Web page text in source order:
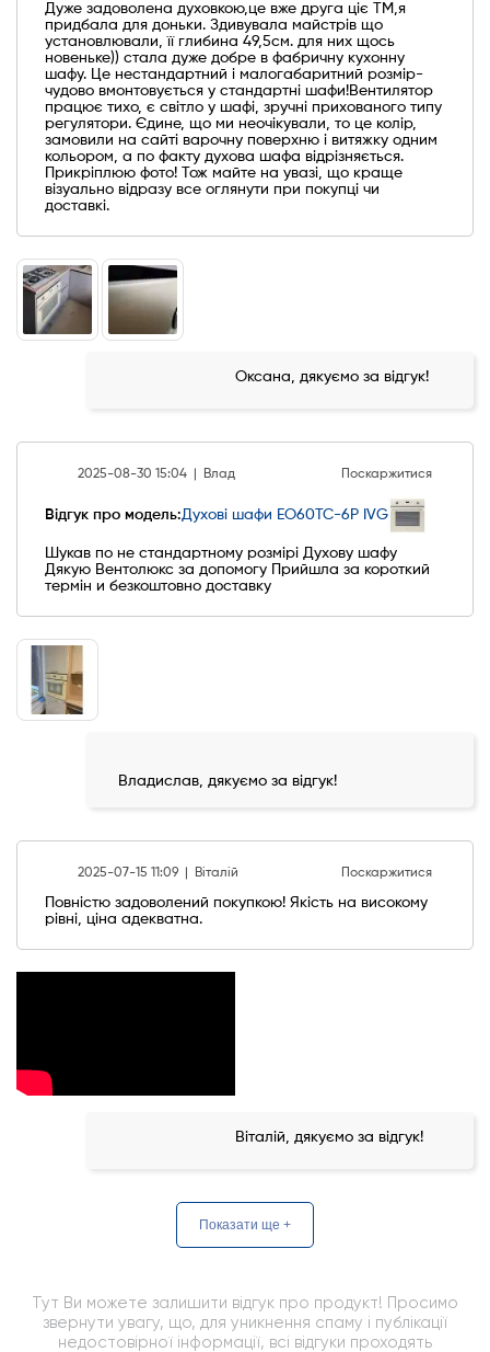
Дуже задоволена духовкою,це вже друга ціє ТМ,я
придбала для доньки. Здивувала майстрів що
установлювали, її глибина 49,5см. для них щось
новеньке)) стала дуже добре в фабричну кухонну
шафу. Це нестандартний і малогабаритний розмір-
чудово вмонтовується у стандартні шафи!Вентилятор
працює тихо, є світло у шафі, зручні прихованого типу
регулятори. Єдине, що ми неочікували, то це колір,
замовили на сайті варочну поверхню і витяжку одним
кольором, а по факту духова шафа відрізняється.
Прикріплюю фото! Тож майте на увазі, що краще
візуально відразу все оглянути при покупці чи
доставкі.
Оксана, дякуємо за відгук!
2025-08-30 15:04 | Влад Поскаржитися
Відгук про модель:Духові шафи EO60TC-6P IVG
Шукав по не стандартному розмірі Духову шафу
Дякую Вентолюкс за допомогу Прийшла за короткий
термін и безкоштовно доставку
Владислав, дякуємо за відгук!
2025-07-15 11:09 | Віталій Поскаржитися
Повністю задоволений покупкою! Якість на високому
рівні, ціна адекватна.
Віталій, дякуємо за відгук!
Показати ще +
Тут Ви можете залишити відгук про продукт! Просимо
звернути увагу, що, для уникнення спаму і публікації
недостовірної інформації, всі відгуки проходять